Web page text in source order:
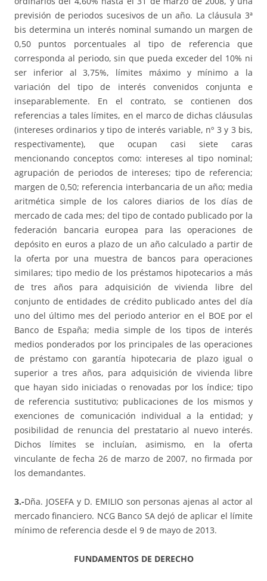
previsión de periodos sucesivos de un año. La cláusula 3ª
bis determina un interés nominal sumando un margen de
0,50 puntos porcentuales al tipo de referencia que
corresponda al periodo, sin que pueda exceder del 10% ni
ser inferior al 3,75%, límites máximo y mínimo a la
variación del tipo de interés convenidos conjunta e
inseparablemente. En el contrato, se contienen dos
referencias a tales límites, en el marco de dichas cláusulas
(intereses ordinarios y tipo de interés variable, nº 3 y 3 bis,
respectivamente), que ocupan casi siete caras
mencionando conceptos como: intereses al tipo nominal;
agrupación de periodos de intereses; tipo de referencia;
margen de 0,50; referencia interbancaria de un año; media
aritmética simple de los calores diarios de los días de
mercado de cada mes; del tipo de contado publicado por la
federación bancaria europea para las operaciones de
depósito en euros a plazo de un año calculado a partir de
la oferta por una muestra de bancos para operaciones
similares; tipo medio de los préstamos hipotecarios a más
de tres años para adquisición de vivienda libre del
conjunto de entidades de crédito publicado antes del día
uno del último mes del periodo anterior en el BOE por el
Banco de España; media simple de los tipos de interés
medios ponderados por los principales de las operaciones
de préstamo con garantía hipotecaria de plazo igual o
superior a tres años, para adquisición de vivienda libre
que hayan sido iniciadas o renovadas por los índice; tipo
de referencia sustitutivo; publicaciones de los mismos y
exenciones de comunicación individual a la entidad; y
posibilidad de renuncia del prestatario al nuevo interés.
Dichos límites se incluían, asimismo, en la oferta
vinculante de fecha 26 de marzo de 2007, no firmada por
los demandantes.
3.-Dña. JOSEFA y D. EMILIO son personas ajenas al actor al
mercado financiero. NCG Banco SA dejó de aplicar el límite
mínimo de referencia desde el 9 de mayo de 2013.
FUNDAMENTOS DE DERECHO